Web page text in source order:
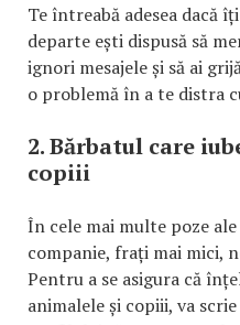
Te întreabă adesea dacă
departe ești dispusă să
ignori mesajele și să ai
o problemă în a te distra
2. Bărbatul care
copiii
În cele mai multe poze
companie, frați mai mici,
Pentru a se asigura că
animalele și copiii, va